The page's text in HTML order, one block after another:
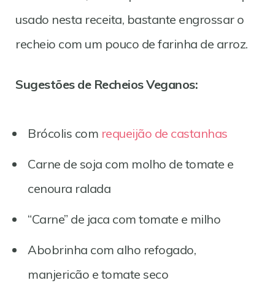
usado nesta receita, bastante engrossar o
recheio com um pouco de farinha de arroz.
Sugestões de Recheios Veganos:
Brócolis com requeijão de castanhas
Carne de soja com molho de tomate e
cenoura ralada
“Carne” de jaca com tomate e milho
Abobrinha com alho refogado,
manjericão e tomate seco